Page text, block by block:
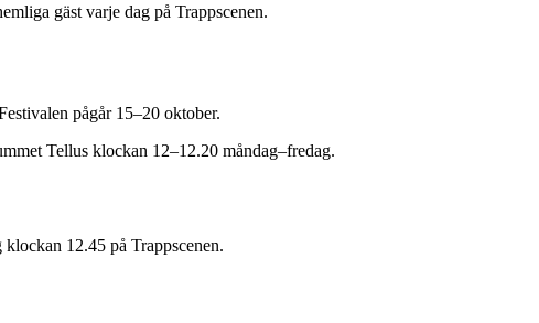
gäst varje dag på Trappscenen.
pågår 15–20 oktober.
Tellus klockan 12–12.20 måndag–fredag.
12.45 på Trappscenen.